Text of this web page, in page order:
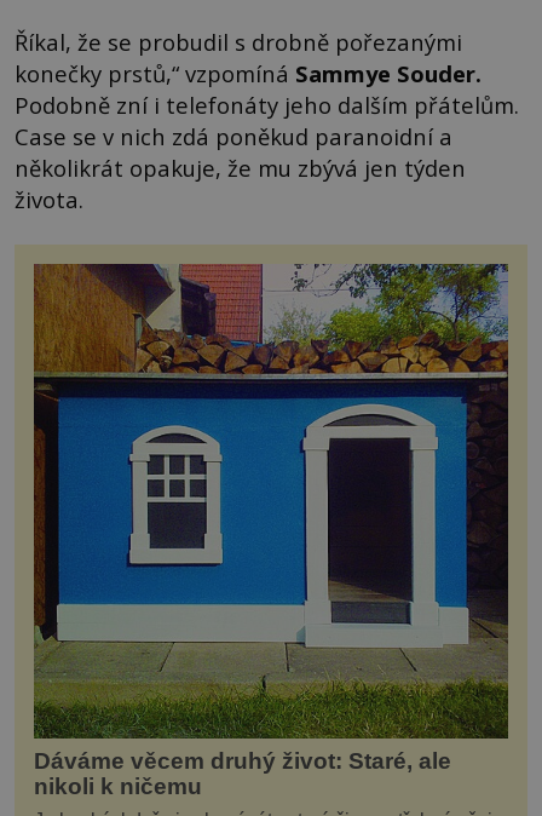
Říkal, že se probudil s drobně pořezanými
konečky prstů,“ vzpomíná Sammye Souder.
Podobně zní i telefonáty jeho dalším přátelům.
Case se v nich zdá poněkud paranoidní a
několikrát opakuje, že mu zbývá jen týden
života.
Dáváme věcem druhý život: Staré, ale
nikoli k ničemu